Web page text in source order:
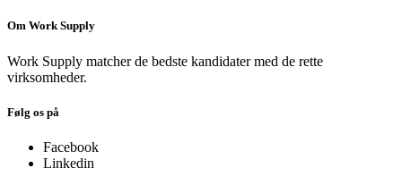
Om Work Supply
Work Supply matcher de bedste kandidater med de rette
virksomheder.
Følg os på
Facebook
Linkedin